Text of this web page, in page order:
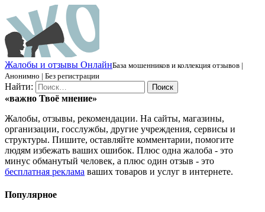
Жалобы и отзывы ОнлайнБаза мошенников и коллекция отзывов |
Анонимно | Без регистрации
Найти:
«важно Твоё мнение»
Жалобы, отзывы, рекомендации. На сайты, магазины,
организации, госслужбы, другие учреждения, сервисы и
структуры. Пишите, оставляйте комментарии, помогите
людям избежать ваших ошибок. Плюс одна жалоба - это
минус обманутый человек, а плюс один отзыв - это
бесплатная реклама ваших товаров и услуг в интернете.
Популярное